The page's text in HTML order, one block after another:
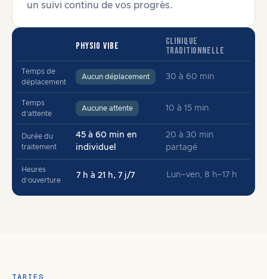
un suivi continu de vos progrès.
PHYSIO VIBE
CLINIQUE
TRADITIONNELLE
Temps de
déplacement
Aucun déplacement 30 à 60 min
Temps
d’attente
Aucune attente 10 à 15 min
Durée du
traitement
45 à 60 min en
individuel
20 à 30 min
partagé
Heures
d’ouverture
7 h à 21 h, 7 j/7 Lun–ven, 8 h–17 h